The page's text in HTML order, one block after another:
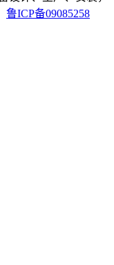
鲁ICP备09085258